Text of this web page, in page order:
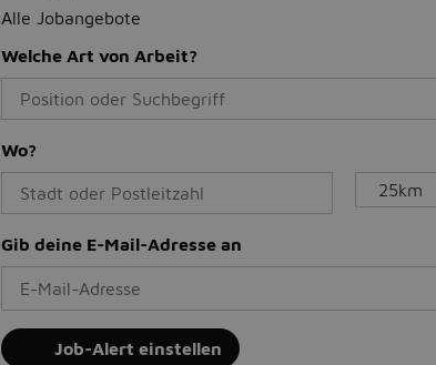
Alle Jobangebote
Welche Art von Arbeit?
Wo?
Gib deine E-Mail-Adresse an
Job-Alert einstellen